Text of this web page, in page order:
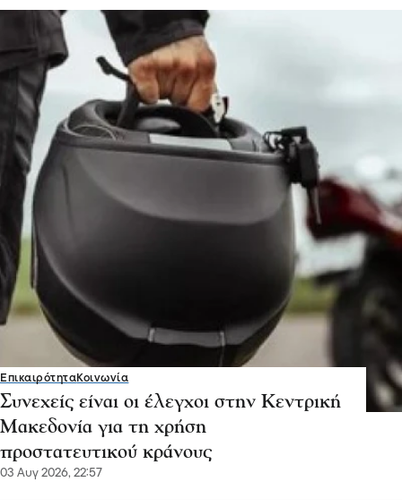
ΕπικαιρότηταΚοινωνία
Συνεχείς είναι οι έλεγχοι στην Κεντρική
Μακεδονία για τη χρήση
προστατευτικού κράνους
03 Αυγ 2026, 22:57